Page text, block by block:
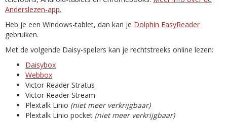
Anderslezen-app.
Heb je een Windows-tablet, dan kan je Dolphin EasyReader
gebruiken.
Met de volgende Daisy-spelers kan je rechtstreeks online lezen:
Daisybox
Webbox
Victor Reader Stratus
Victor Reader Stream
Plextalk Linio (niet meer verkrijgbaar)
Plextalk Linio pocket (niet meer verkrijgbaar)